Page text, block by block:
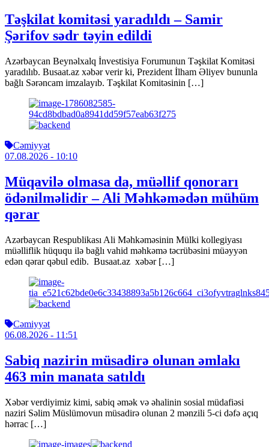
Təşkilat komitəsi yaradıldı – Samir
Şərifov sədr təyin edildi
Azərbaycan Beynəlxalq İnvestisiya Forumunun Təşkilat Komitəsi
yaradılıb. Busaat.az xəbər verir ki, Prezident İlham Əliyev bununla
bağlı Sərəncam imzalayıb. Təşkilat Komitəsinin […]
Cəmiyyət
07.08.2026 - 10:10
Müqavilə olmasa da, müəllif qonorarı
ödənilməlidir – Ali Məhkəmədən mühüm
qərar
Azərbaycan Respublikası Ali Məhkəməsinin Mülki kollegiyası
müəlliflik hüququ ilə bağlı vahid məhkəmə təcrübəsini müəyyən
edən qərar qəbul edib. Busaat.az xəbər […]
Cəmiyyət
06.08.2026 - 11:51
Sabiq nazirin müsadirə olunan əmlakı
463 min manata satıldı
Xəbər verdiyimiz kimi, sabiq əmək və əhalinin sosial müdafiəsi
naziri Səlim Müslümovun müsadirə olunan 2 mənzili 5-ci dəfə açıq
hərrac […]